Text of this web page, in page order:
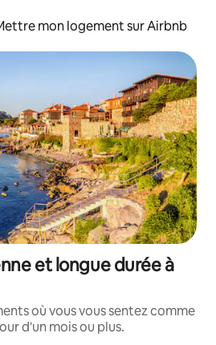
mon logement sur Airbnb
et longue durée à
où vous vous sentez comme
d'un mois ou plus.